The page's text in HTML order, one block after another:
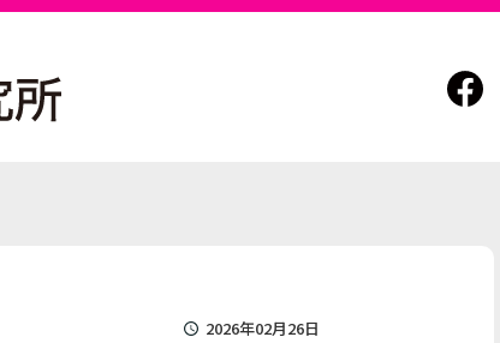
2026年02月26日